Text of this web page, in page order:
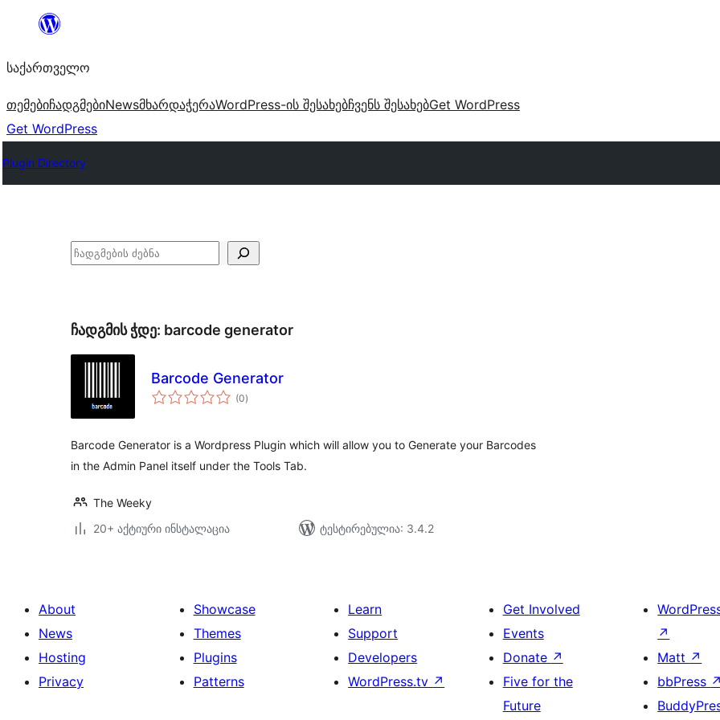
შიგთავსზე
საქართველო
თემებიჩადგმებიNewsმხარდაჭერაWordPress-ის შესახებჩვენს შესახებGet WordPress
Get WordPress
Plugin Directory
ძებნა
ჩადგმის ჭდე: barcode generator
Barcode Generator
(0საერთო
რეიტინგი
)
Barcode Generator is a Wordpress Plugin which will allow you to Generate your Barcodes
in the Admin Panel itself under the Tools Tab.
The Weeky
20+ აქტიური ინსტალაცია
ტესტირებულია: 3.4.2
About
News
Hosting
Privacy
Showcase
Themes
Plugins
Patterns
Learn
Support
Developers
WordPress.tv ↗
Get Involved
Events
Donate ↗
Five for the
Future
↗
Matt ↗
bbPress ↗